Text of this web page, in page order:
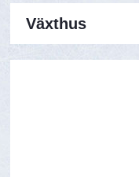
Växthus